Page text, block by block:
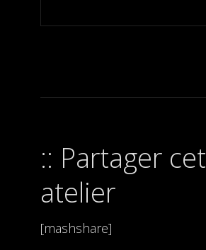
Partager cet
atelier
[mashshare]